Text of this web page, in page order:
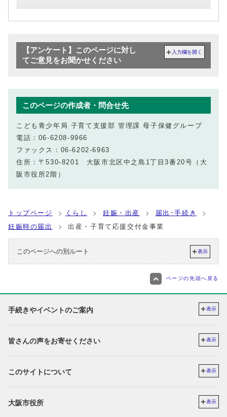
【アンケート】このページに対し
てご意見をお聞かせください
入力欄を開く
このページの作成者・問合せ先
こども青少年局 子育て支援部 管理課 母子保健グループ
電話：06-6208-9966
ファックス：06-6202-6963
住所：〒530-8201 大阪市北区中之島1丁目3番20号（大
阪市役所2階）
トップページ くらし 妊娠・出産
届出･手続き
妊娠時の届出
出産・子育て応援交付金事業
このページへの別ルート 表示
ページの先頭へ戻る
手続きやイベントのご案内 表示
皆さんの声をお寄せください 表示
このサイトについて 表示
大阪市役所 表示